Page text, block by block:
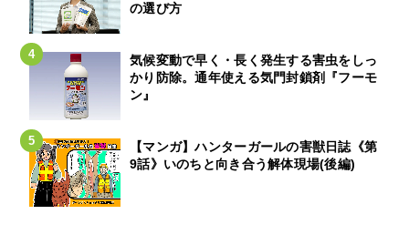
の選び方
気候変動で早く・長く発生する害虫をしっ
かり防除。通年使える気門封鎖剤『フーモ
ン』
【マンガ】ハンターガールの害獣日誌《第
9話》いのちと向き合う解体現場(後編)